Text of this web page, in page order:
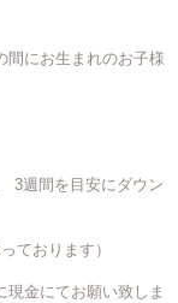
間にお生まれのお子様
3週間を目安にダウン
ております）
現金にてお願い致しま